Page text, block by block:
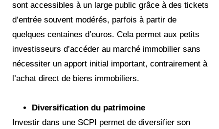
sont accessibles à un large public grâce à des tickets
d’entrée souvent modérés, parfois à partir de
quelques centaines d’euros. Cela permet aux petits
investisseurs d’accéder au marché immobilier sans
nécessiter un apport initial important, contrairement à
l’achat direct de biens immobiliers.
Diversification du patrimoine
Investir dans une SCPI permet de diversifier son